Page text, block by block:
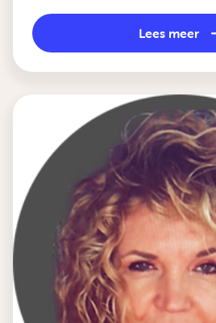
Lees meer